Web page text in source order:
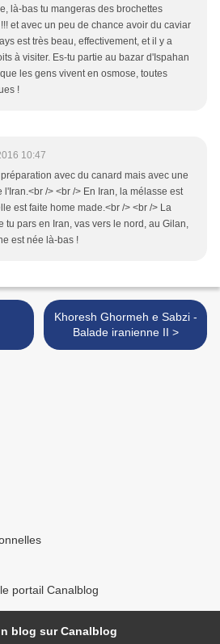
là-bas tu mangeras des brochettes
et avec un peu de chance avoir du caviar
est très beau, effectivement, et il y a
à visiter. Es-tu partie au bazar d'Ispahan
les gens vivent en osmose, toutes
!
10:47
avec du canard mais avec une
l'Iran.<br /> <br /> En Iran, la mélasse est
est faite home made.<br /> <br /> La
tu pars en Iran, vas vers le nord, au Gilan,
est née là-bas !
Khoresh Ghormeh e Sabzi -
Balade iranienne II >
portail Canalblog
blog sur Canalblog